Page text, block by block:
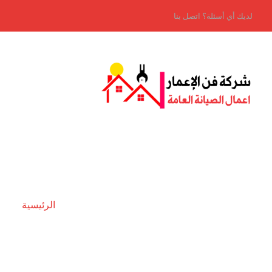
لديك أي أسئلة؟ اتصل بنا
الرئيسية